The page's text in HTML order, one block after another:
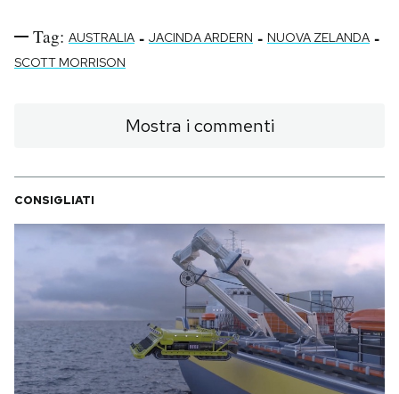
Tag: AUSTRALIA - JACINDA ARDERN - NUOVA ZELANDA -
SCOTT MORRISON
Mostra i commenti
CONSIGLIATI